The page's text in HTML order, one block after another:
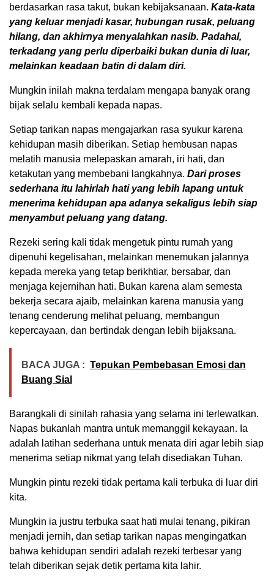
berdasarkan rasa takut, bukan kebijaksanaan. Kata-kata
yang keluar menjadi kasar, hubungan rusak, peluang
hilang, dan akhirnya menyalahkan nasib. Padahal,
terkadang yang perlu diperbaiki bukan dunia di luar,
melainkan keadaan batin di dalam diri.
Mungkin inilah makna terdalam mengapa banyak orang
bijak selalu kembali kepada napas.
Setiap tarikan napas mengajarkan rasa syukur karena
kehidupan masih diberikan. Setiap hembusan napas
melatih manusia melepaskan amarah, iri hati, dan
ketakutan yang membebani langkahnya. Dari proses
sederhana itu lahirlah hati yang lebih lapang untuk
menerima kehidupan apa adanya sekaligus lebih siap
menyambut peluang yang datang.
Rezeki sering kali tidak mengetuk pintu rumah yang
dipenuhi kegelisahan, melainkan menemukan jalannya
kepada mereka yang tetap berikhtiar, bersabar, dan
menjaga kejernihan hati. Bukan karena alam semesta
bekerja secara ajaib, melainkan karena manusia yang
tenang cenderung melihat peluang, membangun
kepercayaan, dan bertindak dengan lebih bijaksana.
BACA JUGA : Tepukan Pembebasan Emosi dan
Buang Sial
Barangkali di sinilah rahasia yang selama ini terlewatkan.
Napas bukanlah mantra untuk memanggil kekayaan. Ia
adalah latihan sederhana untuk menata diri agar lebih siap
menerima setiap nikmat yang telah disediakan Tuhan.
Mungkin pintu rezeki tidak pertama kali terbuka di luar diri
kita.
Mungkin ia justru terbuka saat hati mulai tenang, pikiran
menjadi jernih, dan setiap tarikan napas mengingatkan
bahwa kehidupan sendiri adalah rezeki terbesar yang
telah diberikan sejak detik pertama kita lahir.